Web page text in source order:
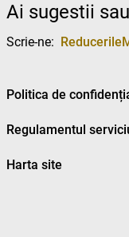
Ai sugestii
Scrie-ne:
Politica de
Regulamentul
Harta site